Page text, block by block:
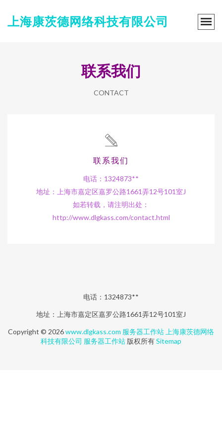
上海康茨德网络科技有限公司
联系我们
CONTACT
联系我们
电话：1324873**
地址：上海市嘉定区嘉罗公路1661弄12号101室J
如若转载，请注明出处：
http://www.dlgkass.com/contact.html
电话：1324873**
地址：上海市嘉定区嘉罗公路1661弄12号101室J
Copyright © 2026www.dlgkass.com 服务器工作站 上海康茨德网络
科技有限公司 服务器工作站 版权所有Sitemap